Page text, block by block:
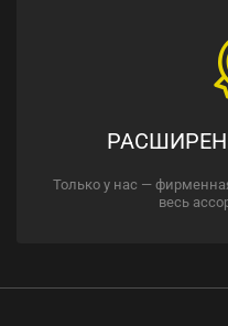
Только у нас —
весь